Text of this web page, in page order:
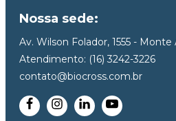
Nossa sede:
Av. Wilson Folador, 1555 - Monte
Atendimento: (16) 3242-3226
contato@biocross.com.br